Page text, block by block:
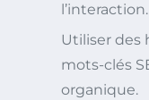
l’interaction.
Utiliser des
mots-clés
organique.